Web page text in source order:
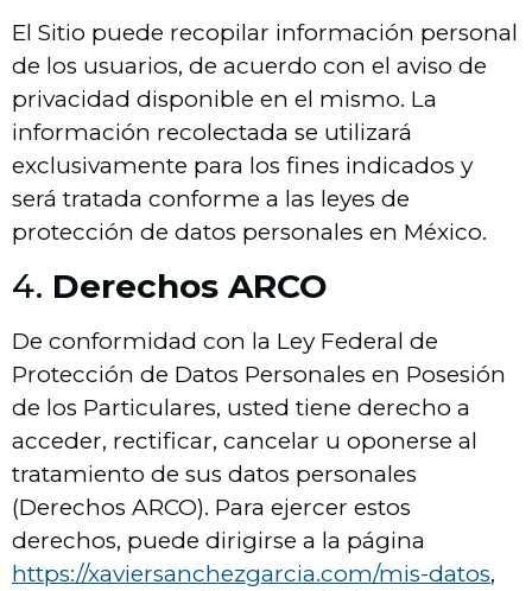
El Sitio puede recopilar información personal
de los usuarios, de acuerdo con el aviso de
privacidad disponible en el mismo. La
información recolectada se utilizará
exclusivamente para los fines indicados y
será tratada conforme a las leyes de
protección de datos personales en México.
4. Derechos ARCO
De conformidad con la Ley Federal de
Protección de Datos Personales en Posesión
de los Particulares, usted tiene derecho a
acceder, rectificar, cancelar u oponerse al
tratamiento de sus datos personales
(Derechos ARCO). Para ejercer estos
derechos, puede dirigirse a la página
https://xaviersanchezgarcia.com/mis-datos,